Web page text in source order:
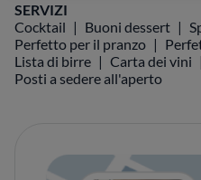
SERVIZI
Cocktail
Buoni dessert
Perfetto per il pranzo
Lista di birre
Carta dei vini
Posti a sedere all'aperto